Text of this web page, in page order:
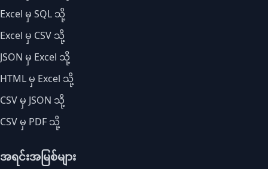
Excel မှ SQL သို့
Excel မှ CSV သို့
JSON မှ Excel သို့
HTML မှ Excel သို့
CSV မှ JSON သို့
CSV မှ PDF သို့
အရင်းအမြစ်များ